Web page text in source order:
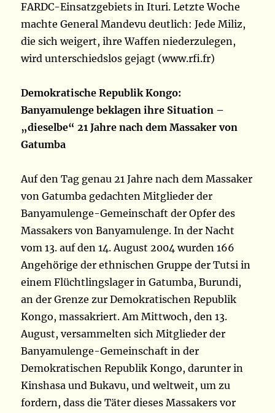
FARDC-Einsatzgebiets in Ituri. Letzte Woche
machte General Mandevu deutlich: Jede Miliz,
die sich weigert, ihre Waffen niederzulegen,
wird unterschiedslos gejagt (www.rfi.fr)
Demokratische Republik Kongo:
Banyamulenge beklagen ihre Situation –
„dieselbe“ 21 Jahre nach dem Massaker von
Gatumba
Auf den Tag genau 21 Jahre nach dem Massaker
von Gatumba gedachten Mitglieder der
Banyamulenge-Gemeinschaft der Opfer des
Massakers von Banyamulenge. In der Nacht
vom 13. auf den 14. August 2004 wurden 166
Angehörige der ethnischen Gruppe der Tutsi in
einem Flüchtlingslager in Gatumba, Burundi,
an der Grenze zur Demokratischen Republik
Kongo, massakriert. Am Mittwoch, den 13.
August, versammelten sich Mitglieder der
Banyamulenge-Gemeinschaft in der
Demokratischen Republik Kongo, darunter in
Kinshasa und Bukavu, und weltweit, um zu
fordern, dass die Täter dieses Massakers vor